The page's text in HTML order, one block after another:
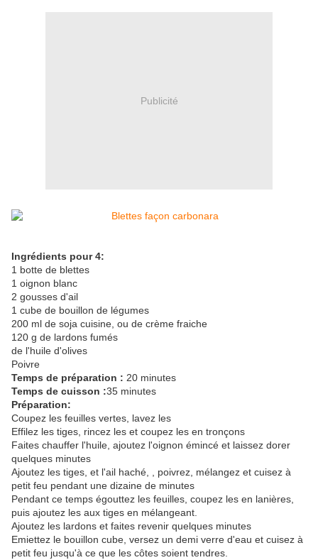
Publicité
Ingrédients pour 4:
1 botte de blettes
1 oignon blanc
2 gousses d'ail
1 cube de bouillon de légumes
200 ml de soja cuisine, ou de crème fraiche
120 g de lardons fumés
de l'huile d'olives
Poivre
Temps de préparation : 20 minutes
Temps de cuisson :35 minutes
Préparation:
Coupez les feuilles vertes, lavez les
Effilez les tiges, rincez les et coupez les en tronçons
Faites chauffer l'huile, ajoutez l'oignon émincé et laissez dorer
quelques minutes
Ajoutez les tiges, et l'ail haché, , poivrez, mélangez et cuisez à
petit feu pendant une dizaine de minutes
Pendant ce temps égouttez les feuilles, coupez les en lanières,
puis ajoutez les aux tiges en mélangeant.
Ajoutez les lardons et faites revenir quelques minutes
Emiettez le bouillon cube, versez un demi verre d'eau et cuisez à
petit feu jusqu'à ce que les côtes soient tendres.